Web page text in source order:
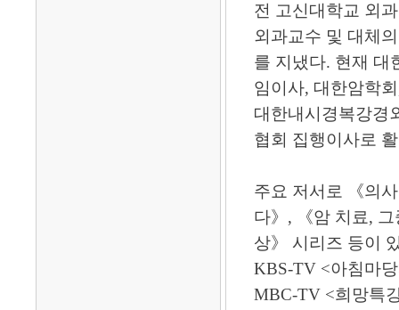
전 고신대학교 외
외과교수 및 대체
를 지냈다. 현재 대
임이사, 대한암학
대한내시경복강경
협회 집행이사로
주요 저서로 《의
다》, 《암 치료,
상》 시리즈 등이
KBS-TV <아침마
MBC-TV <희망특